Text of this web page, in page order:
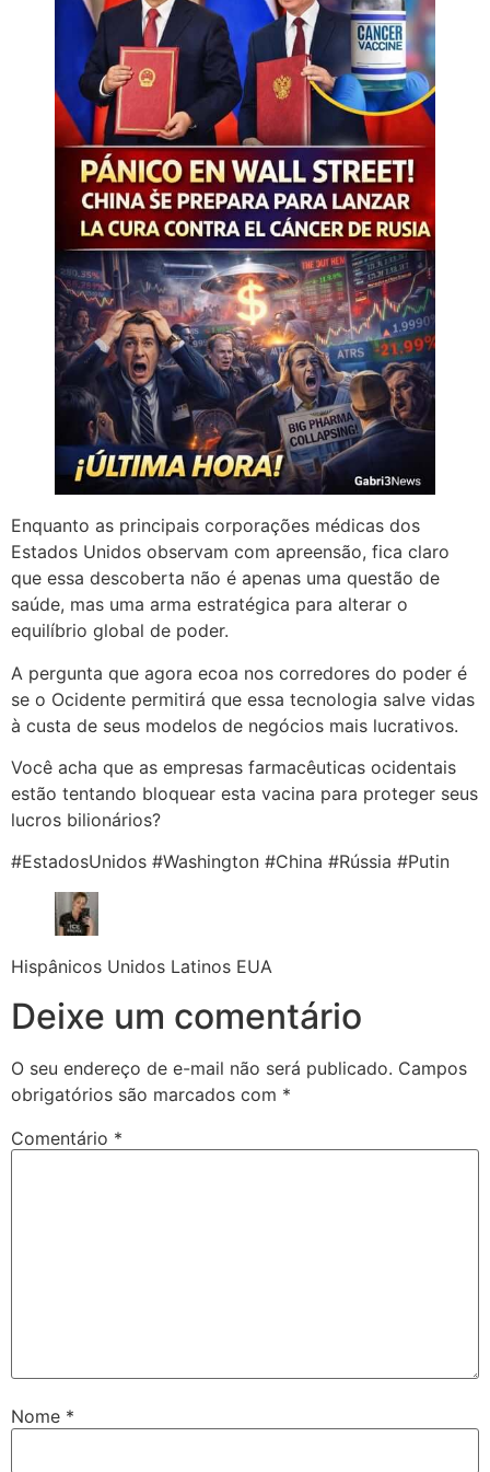
Enquanto as principais corporações médicas dos
Estados Unidos observam com apreensão, fica claro
que essa descoberta não é apenas uma questão de
saúde, mas uma arma estratégica para alterar o
equilíbrio global de poder.
A pergunta que agora ecoa nos corredores do poder é
se o Ocidente permitirá que essa tecnologia salve vidas
à custa de seus modelos de negócios mais lucrativos.
Você acha que as empresas farmacêuticas ocidentais
estão tentando bloquear esta vacina para proteger seus
lucros bilionários?
#EstadosUnidos #Washington #China #Rússia #Putin
Hispânicos Unidos Latinos EUA
Deixe um comentário
O seu endereço de e-mail não será publicado. Campos
obrigatórios são marcados com *
Comentário *
Nome *